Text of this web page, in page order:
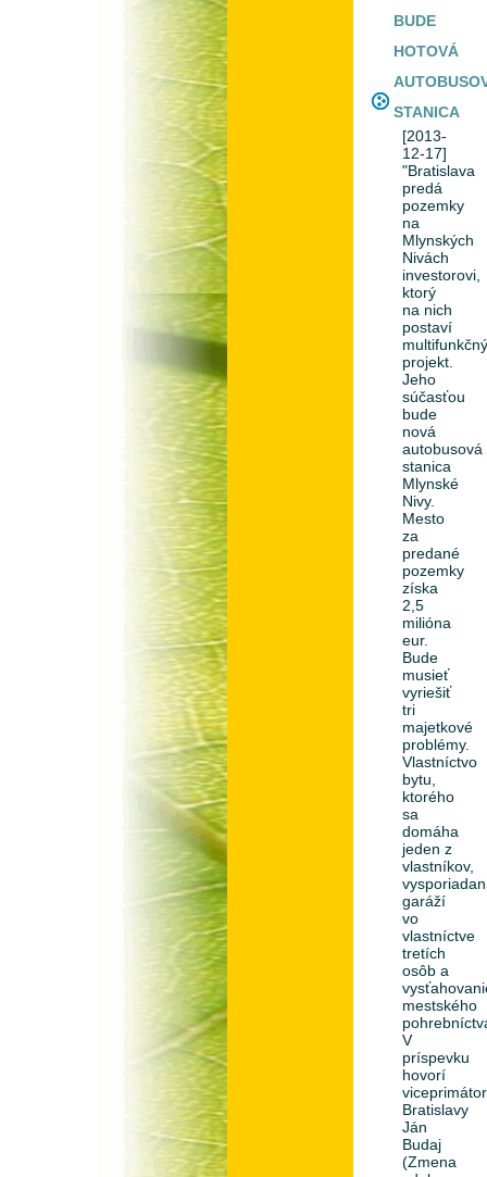
BUDE
HOTOVÁ
STANICA
[2013-
12-17]
"Bratislava
predá
pozemky
na
Mlynských
Nivách
investorovi,
ktorý
na nich
postaví
projekt.
Jeho
súčasťou
bude
nová
autobusová
stanica
Mlynské
Nivy.
Mesto
za
predané
pozemky
získa
2,5
milióna
eur.
Bude
musieť
vyriešiť
tri
majetkové
problémy.
Vlastníctvo
bytu,
ktorého
sa
domáha
jeden z
vlastníkov,
garáží
vo
vlastníctve
tretích
osôb a
mestského
V
príspevku
hovorí
viceprimátor
Bratislavy
Ján
Budaj
(Zmena